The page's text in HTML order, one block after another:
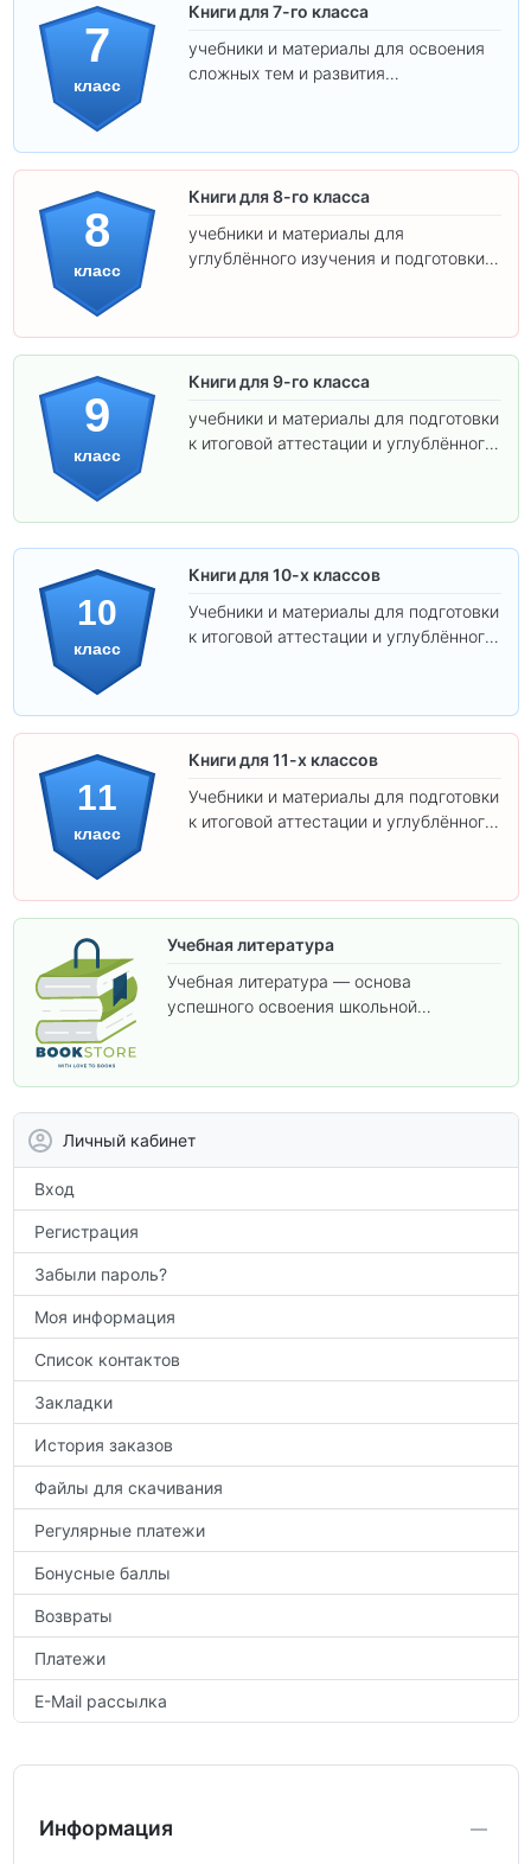
7
класс
Книги для 7-го класса
учебники и материалы для освоения
сложных тем и развития
8
класс
Книги для 8-го класса
учебники и материалы для
углублённого изучения и подготовки к
9
класс
Книги для 9-го класса
учебники и материалы для подготовки
к итоговой аттестации и углублённого
10
класс
Книги для 10-х классов
Учебники и материалы для подготовки
к итоговой аттестации и углублённого
11
класс
Книги для 11-х классов
Учебники и материалы для подготовки
к итоговой аттестации и углублённого
Учебная литература
Учебная литература — основа
успешного освоения школьной
Личный кабинет
Вход
Регистрация
Забыли пароль?
Моя информация
Список контактов
Закладки
История заказов
Файлы для скачивания
Регулярные платежи
Бонусные баллы
Возвраты
Платежи
E-Mail рассылка
Информация